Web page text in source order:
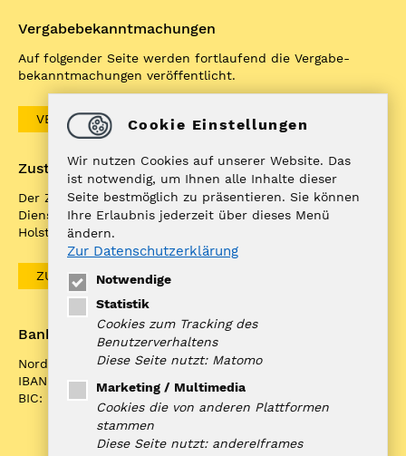
Vergabe­bekannt­machungen
Auf folgender Seite werden fortlaufend die Vergabe­
bekannt­machungen veröffentlicht.
VERGABEBEKANNTMACHUNGEN
Zuständigkeitenfinder
Der ZuFiSH ist ein Informations­portal rund um
Dienstleistungen, die die öffentliche Hand in Schleswig-
Holstein Ihnen als BürgerIn anbietet.
ZUFISH
Bankverbindung
Nord-Ostsee Sparkasse
IBAN: DE10 2175 0000 0070 0321 98
BIC: NOLADE21NOS
Cookie Einstellungen
Wir nutzen Cookies auf unserer Website. Das
ist notwendig, um Ihnen alle Inhalte dieser
Seite bestmöglich zu präsentieren. Sie können
Ihre Erlaubnis jederzeit über dieses Menü
ändern.
Zur Datenschutzerklärung
Notwendige
Statistik
Cookies zum Tracking des
Benutzerverhaltens
Diese Seite nutzt: Matomo
Marketing / Multimedia
Cookies die von anderen Plattformen
stammen
Diese Seite nutzt: andereIframes